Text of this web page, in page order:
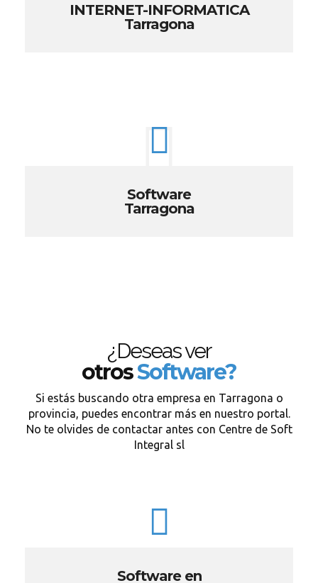
INTERNET-INFORMATICA
Tarragona
Software
Tarragona
¿Deseas ver
otrosSoftware?
Si estás buscando otra empresa en Tarragona o
provincia, puedes encontrar más en nuestro portal.
No te olvides de contactar antes con Centre de Soft
Integral sl
Software en